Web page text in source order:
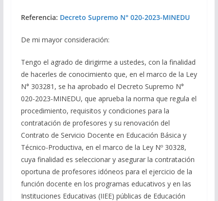
Referencia: Decreto Supremo N° 020-2023-MINEDU
De mi mayor consideración:
Tengo el agrado de dirigirme a ustedes, con la finalidad
de hacerles de conocimiento que, en el marco de la Ley
N° 303281, se ha aprobado el Decreto Supremo N°
020-2023-MINEDU, que aprueba la norma que regula el
procedimiento, requisitos y condiciones para la
contratación de profesores y su renovación del
Contrato de Servicio Docente en Educación Básica y
Técnico-Productiva, en el marco de la Ley Nº 30328,
cuya finalidad es seleccionar y asegurar la contratación
oportuna de profesores idóneos para el ejercicio de la
función docente en los programas educativos y en las
Instituciones Educativas (IIEE) públicas de Educación